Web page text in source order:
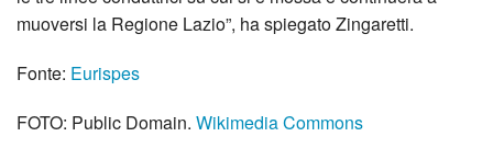
muoversi la Regione Lazio”, ha spiegato Zingaretti.
Fonte: Eurispes
FOTO: Public Domain. Wikimedia Commons